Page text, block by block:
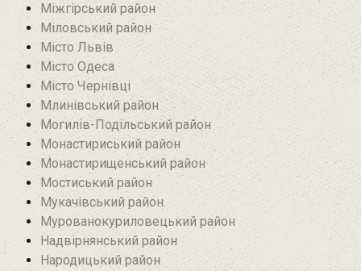
Міжгірський район
Міловський район‎
Місто Львів
Місто Одеса
Місто Чернівці
Млинівський район‎
Могилів-Подільський район
Монастириський район
Монастирищенський район
Мостиський район
Мукачівський район
Мурованокуриловецький район
Надвірнянський район
Народицький район‎